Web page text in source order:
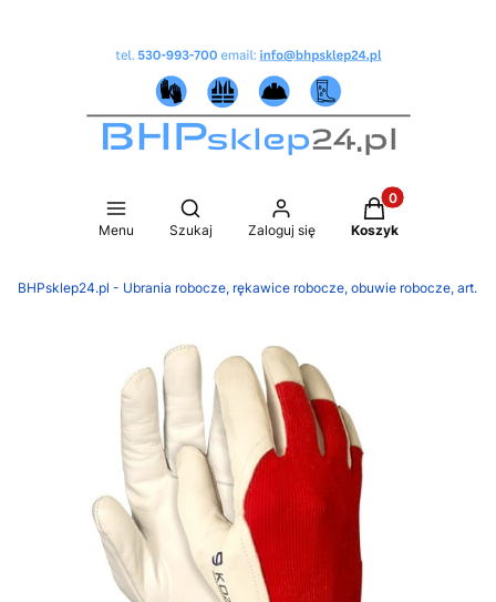
Menu
Otwórz wyszukiwarkę
Szukaj Zaloguj się
Produkty w
Koszyk
BHPsklep24.pl - Ubrania robocze, rękawice robocze, obuwie robocze,